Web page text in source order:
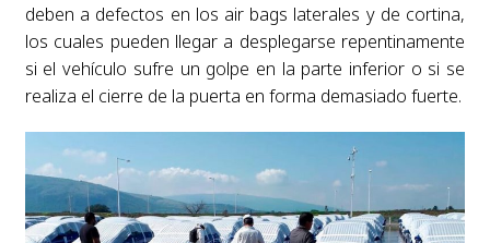
deben a defectos en los air bags laterales y de cortina,
los cuales pueden llegar a desplegarse repentinamente
si el vehículo sufre un golpe en la parte inferior o si se
realiza el cierre de la puerta en forma demasiado fuerte.